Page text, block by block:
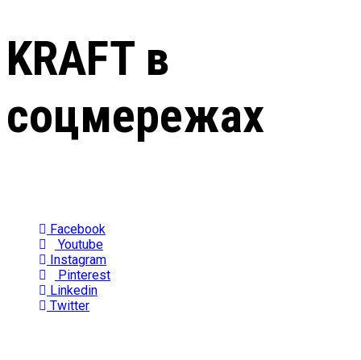
KRAFT в
соцмережах
Facebook
Youtube
Instagram
Pinterest
Linkedin
Twitter